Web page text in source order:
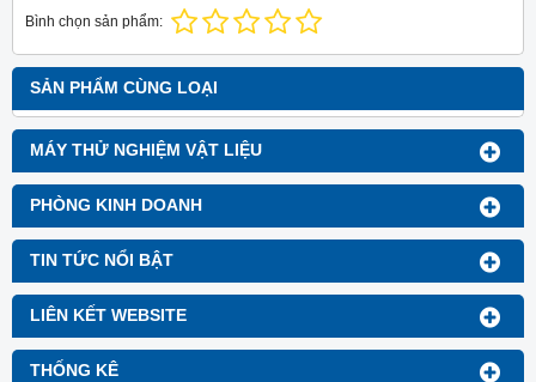
MÁY THỬ NGHIỆM VẬT LIỆU
PHÒNG KINH DOANH
TIN TỨC NỔI BẬT
LIÊN KẾT WEBSITE
THỐNG KÊ
Bình chọn sản phẩm:
SẢN PHẨM CÙNG LOẠI